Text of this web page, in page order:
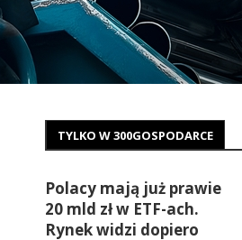
TYLKO W 300GOSPODARCE
Polacy mają już prawie
20 mld zł w ETF-ach.
Rynek widzi dopiero